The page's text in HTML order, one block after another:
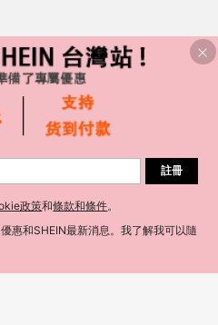
註冊
政策和條款和條件。
惠和SHEIN最新消息。我了解我可以隨